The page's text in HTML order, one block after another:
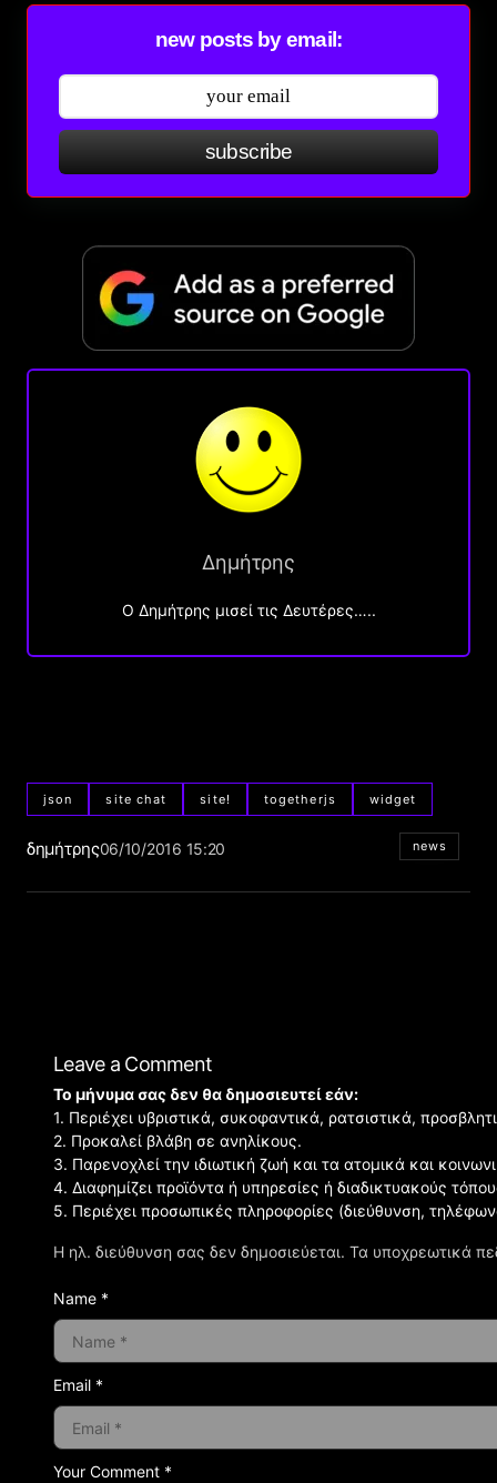
new posts by email:
subscribe
Δημήτρης
O Δημήτρης μισεί τις Δευτέρες…..
json site chat site! togetherjs widget
δημήτρης06/10/2016 15:20 news
Leave a Comment
Η ηλ. διεύθυνση σας δεν δημοσιεύεται. Τα υποχρεωτικά
Your Comment *
Το μήνυμα σας δεν θα δημοσιευτεί εάν:
1. Περιέχει υβριστικά, συκοφαντικά, ρατσιστικά,
2. Προκαλεί βλάβη σε ανηλίκους.
3. Παρενοχλεί την ιδιωτική ζωή και τα ατομικά και
4. Διαφημίζει προϊόντα ή υπηρεσίες ή διαδικτυακούς
5. Περιέχει προσωπικές πληροφορίες (διεύθυνση,
Name *
Email *